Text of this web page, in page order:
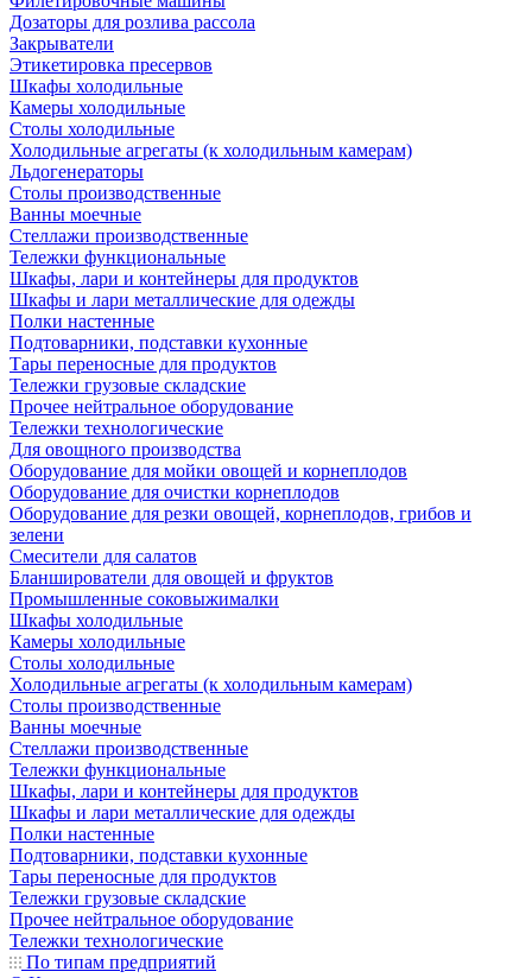
Дозаторы для розлива рассола
Закрыватели
Этикетировка пресервов
Шкафы холодильные
Камеры холодильные
Столы холодильные
Холодильные агрегаты (к холодильным камерам)
Льдогенераторы
Столы производственные
Ванны моечные
Стеллажи производственные
Тележки функциональные
Шкафы, лари и контейнеры для продуктов
Шкафы и лари металлические для одежды
Полки настенные
Подтоварники, подставки кухонные
Тары переносные для продуктов
Тележки грузовые складские
Прочее нейтральное оборудование
Тележки технологические
Для овощного производства
Оборудование для мойки овощей и корнеплодов
Оборудование для очистки корнеплодов
Оборудование для резки овощей, корнеплодов, грибов и
зелени
Смесители для салатов
Бланширователи для овощей и фруктов
Промышленные соковыжималки
Шкафы холодильные
Камеры холодильные
Столы холодильные
Холодильные агрегаты (к холодильным камерам)
Столы производственные
Ванны моечные
Стеллажи производственные
Тележки функциональные
Шкафы, лари и контейнеры для продуктов
Шкафы и лари металлические для одежды
Полки настенные
Подтоварники, подставки кухонные
Тары переносные для продуктов
Тележки грузовые складские
Прочее нейтральное оборудование
Тележки технологические
По типам предприятий